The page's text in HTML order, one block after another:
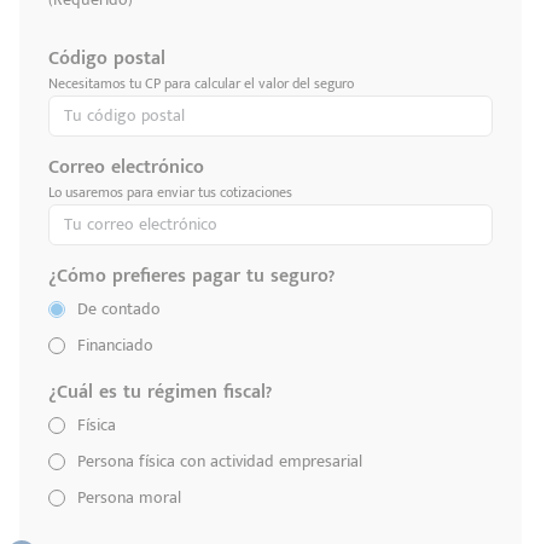
Código postal
Necesitamos tu CP para calcular el valor del seguro
Correo electrónico
Lo usaremos para enviar tus cotizaciones
¿Cómo prefieres pagar tu seguro?
De contado
Financiado
¿Cuál es tu régimen fiscal?
Física
Persona física con actividad empresarial
Persona moral